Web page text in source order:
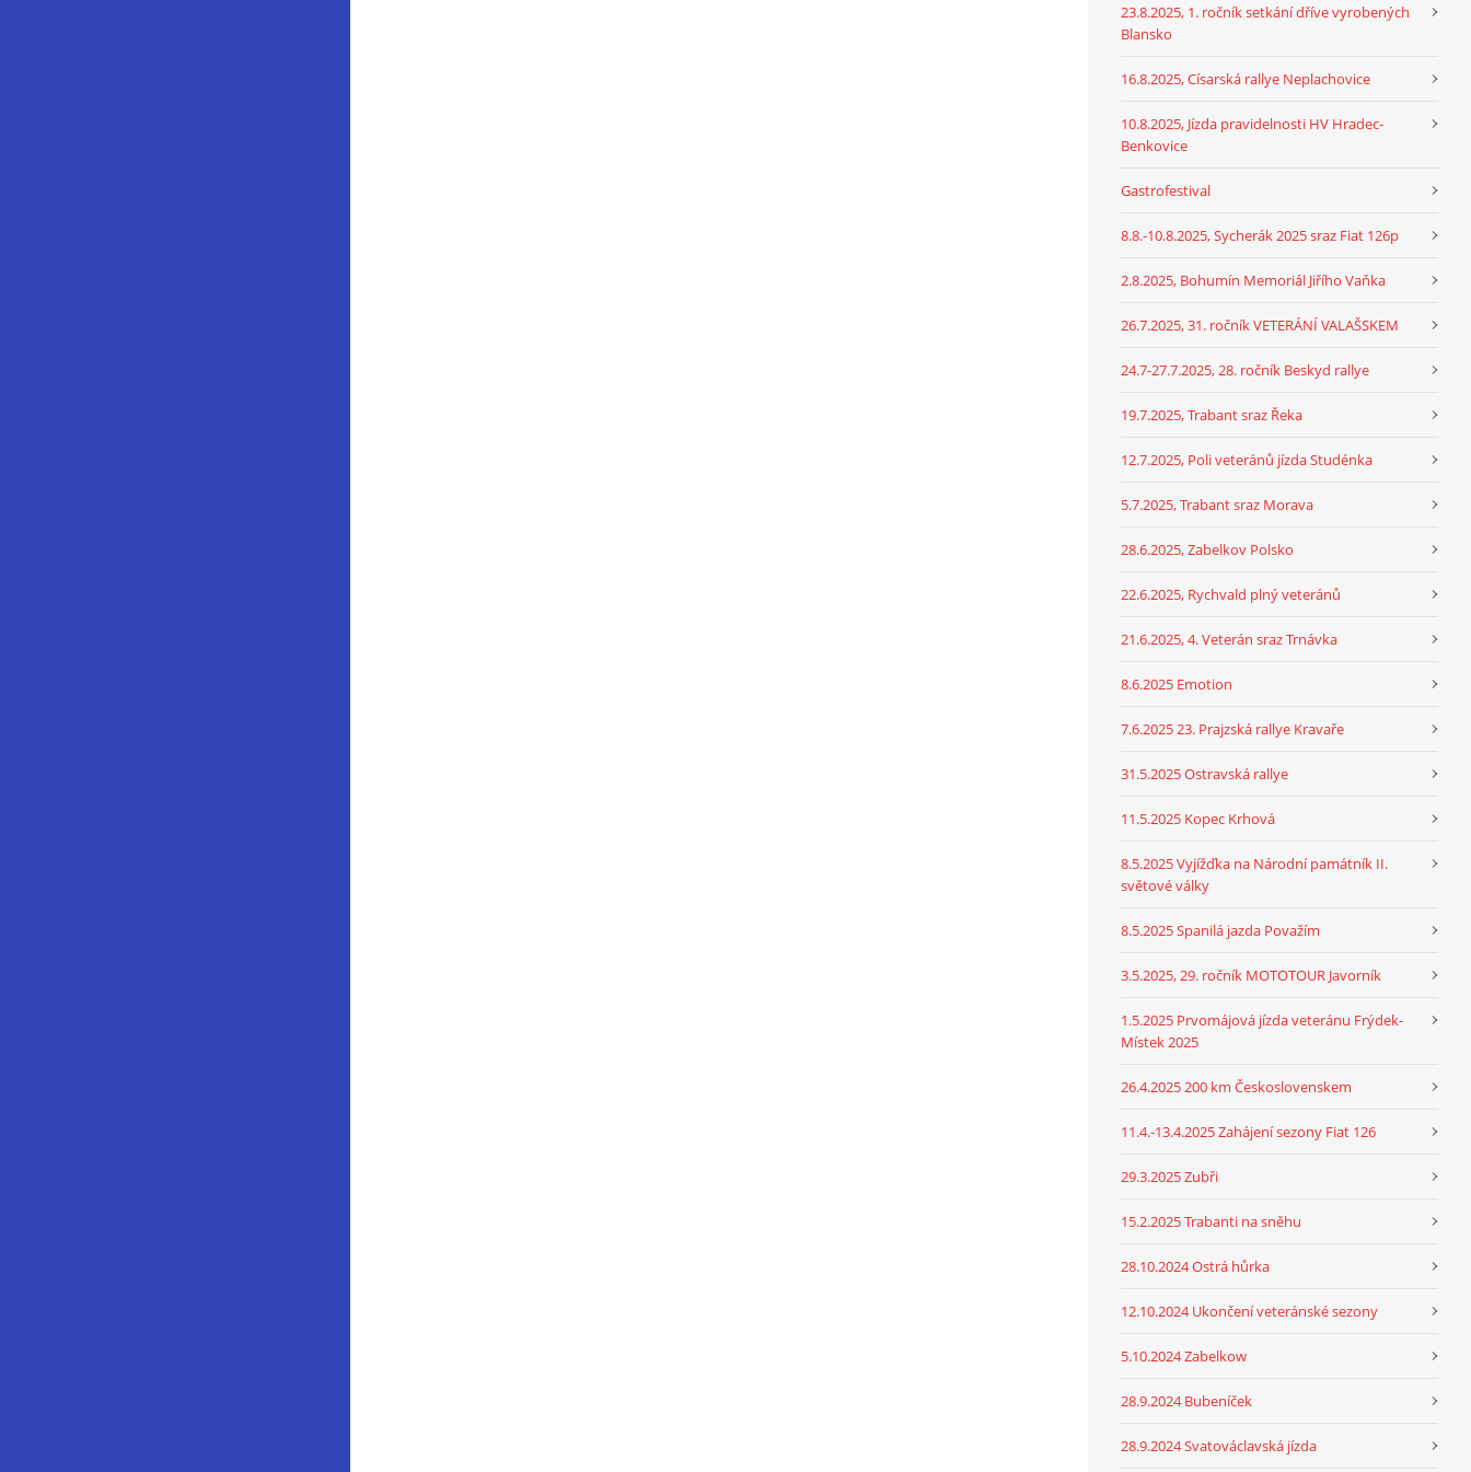
23.8.2025, 1. ročník setkání dříve vyrobených
Blansko
16.8.2025, Císarská rallye Neplachovice
10.8.2025, Jízda pravidelnosti HV Hradec-
Benkovice
Gastrofestival
8.8.-10.8.2025, Sycherák 2025 sraz Fiat 126p
2.8.2025, Bohumín Memoriál Jiřího Vaňka
26.7.2025, 31. ročník VETERÁNÍ VALAŠSKEM
24.7-27.7.2025, 28. ročník Beskyd rallye
19.7.2025, Trabant sraz Řeka
12.7.2025, Poli veteránů jízda Studénka
5.7.2025, Trabant sraz Morava
28.6.2025, Zabelkov Polsko
22.6.2025, Rychvald plný veteránů
21.6.2025, 4. Veterán sraz Trnávka
8.6.2025 Emotion
7.6.2025 23. Prajzská rallye Kravaře
31.5.2025 Ostravská rallye
11.5.2025 Kopec Krhová
8.5.2025 Vyjížďka na Národní památník II.
světové války
8.5.2025 Spanilá jazda Považím
3.5.2025, 29. ročník MOTOTOUR Javorník
1.5.2025 Prvomájová jízda veteránu Frýdek-
Místek 2025
26.4.2025 200 km Československem
11.4.-13.4.2025 Zahájení sezony Fiat 126
29.3.2025 Zubři
15.2.2025 Trabanti na sněhu
28.10.2024 Ostrá hůrka
12.10.2024 Ukončení veteránské sezony
5.10.2024 Zabelkow
28.9.2024 Bubeníček
28.9.2024 Svatováclavská jízda